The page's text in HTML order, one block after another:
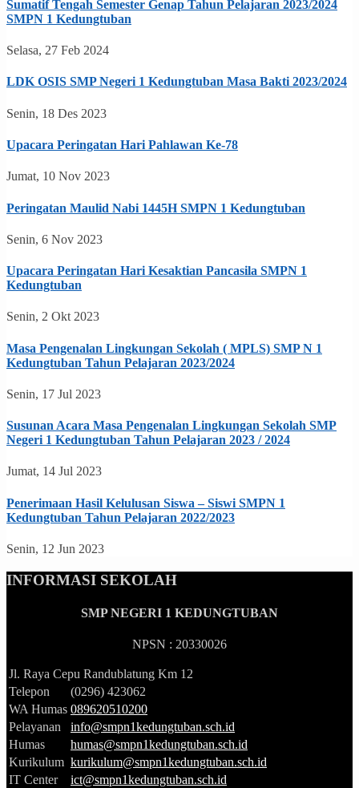
Sumatif Tengah Semester Genap Tahun Pelajaran 2023/2024
SMPN 1 Kedungtuban
Selasa, 27 Feb 2024
LDK OSIS SMP Negeri 1 Kedungtuban Masa Bakti 2023/2024
Senin, 18 Des 2023
Upacara Peringatan Hari Pahlawan Ke-78
Jumat, 10 Nov 2023
Peringatan Maulid Nabi 1445H SMPN 1 Kedungtuban
Senin, 6 Nov 2023
Upacara Peringatan Hari Kesaktian Pancasila SMPN 1
Kedungtuban
Senin, 2 Okt 2023
Masa Pengenalan Lingkungan Sekolah ( MPLS) SMP N 1
Kedungtuban Tahun Pelajaran 2023/2024
Senin, 17 Jul 2023
Susunan Acara Masa Pengenalan Lingkungan Sekolah SMP
Negeri 1 Kedungtuban Tahun Pelajaran 2023 / 2024
Jumat, 14 Jul 2023
Penerimaan Hasil Kelulusan Siswa – Siswi SMPN 1
Kedungtuban Tahun Pelajaran 2022/2023
Senin, 12 Jun 2023
INFORMASI SEKOLAH
SMP NEGERI 1 KEDUNGTUBAN
NPSN : 20330026
Jl. Raya Cepu Randublatung Km 12
Telepon
(0296) 423062
WA Humas 089620510200
Pelayanan
info@smpn1kedungtuban.sch.id
Humas
humas@smpn1kedungtuban.sch.id
Kurikulum kurikulum@smpn1kedungtuban.sch.id
IT Center
ict@smpn1kedungtuban.sch.id